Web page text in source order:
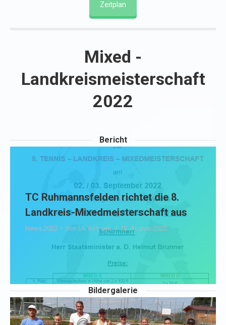
Zeitplan
Mixed -
Landkreismeisterschaft
2022
Bericht
TC Ruhmannsfelden richtet die 8.
Landkreis-Mixedmeisterschaft aus
News 2022 Von Uli Voit sen. 12. August 2022
Bildergalerie